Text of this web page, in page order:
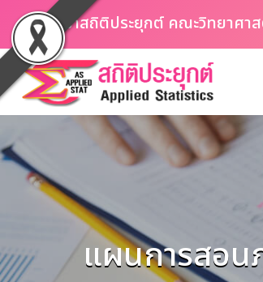
ภาควิชาสถิติประยุกต์ คณะวิทยาศา
แผนการสอน